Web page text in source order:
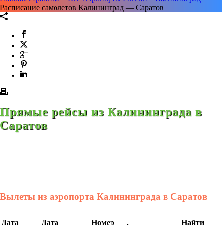
Расписание самолетов Калининград — Саратов
Прямые рейсы из Калининграда в
Саратов
Вылеты из аэропорта Калининграда в Саратов
Дата Дата Номер Найти